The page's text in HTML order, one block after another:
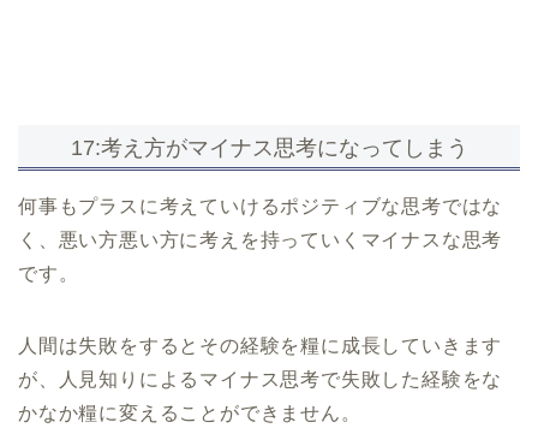
17:考え方がマイナス思考になってしまう
何事もプラスに考えていけるポジティブな思考ではな
く、悪い方悪い方に考えを持っていくマイナスな思考
です。
人間は失敗をするとその経験を糧に成長していきます
が、人見知りによるマイナス思考で失敗した経験をな
かなか糧に変えることができません。